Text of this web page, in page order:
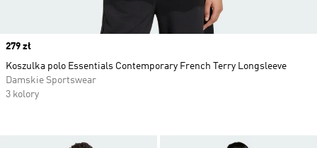
Price
279 zł
Koszulka polo Essentials Contemporary French Terry Longsleeve
Damskie Sportswear
3 kolory